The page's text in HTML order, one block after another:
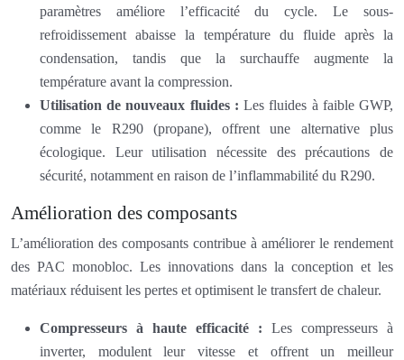
paramètres améliore l’efficacité du cycle. Le sous-
refroidissement abaisse la température du fluide après la
condensation, tandis que la surchauffe augmente la
température avant la compression.
Utilisation de nouveaux fluides :Les fluides à faible GWP,
comme le R290 (propane), offrent une alternative plus
écologique. Leur utilisation nécessite des précautions de
sécurité, notamment en raison de l’inflammabilité du R290.
Amélioration des composants
L’amélioration des composants contribue à améliorer le rendement
des PAC monobloc. Les innovations dans la conception et les
matériaux réduisent les pertes et optimisent le transfert de chaleur.
Compresseurs à haute efficacité : Les compresseurs à
inverter, modulent leur vitesse et offrent un meilleur